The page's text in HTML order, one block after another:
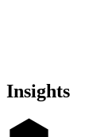
Insights